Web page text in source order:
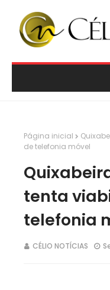
Página inicial
de telefonia móvel
tenta
telefonia
CÉLIO NOTÍCIAS